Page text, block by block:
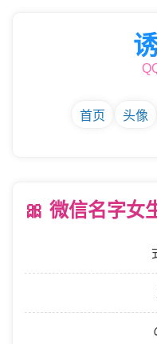
首页 头像
🎀 微信名字女